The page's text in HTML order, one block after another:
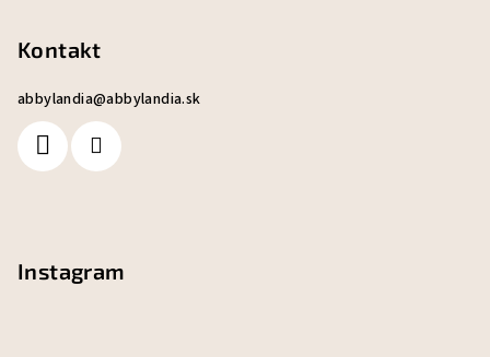
Kontakt
abbylandia@abbylandia.sk
Instagram